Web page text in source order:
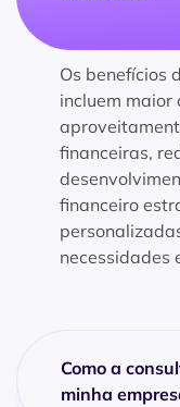
Os benefícios
incluem maior
financeiras,
financeiro
necessidades
Como a
minha